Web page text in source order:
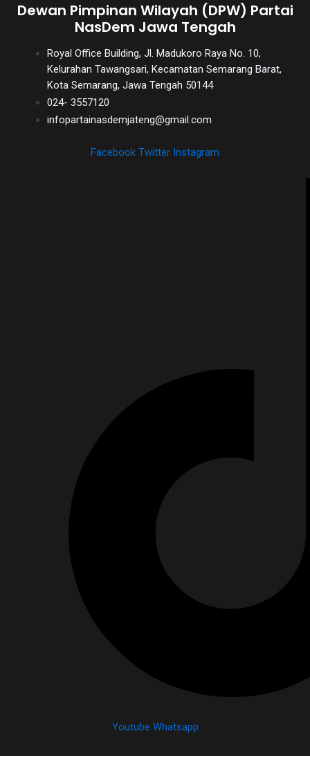
Dewan Pimpinan Wilayah (DPW) Partai
NasDem Jawa Tengah
Royal Office Building, Jl. Madukoro Raya No. 10,
Kelurahan Tawangsari, Kecamatan Semarang Barat,
Kota Semarang, Jawa Tengah 50144
024- 3557120
infopartainasdemjateng@gmail.com
Facebook Twitter Instagram
Youtube Whatsapp